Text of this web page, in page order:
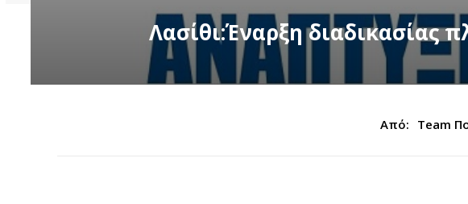
Λασίθι:Έναρξη διαδικασίας
Από: Team